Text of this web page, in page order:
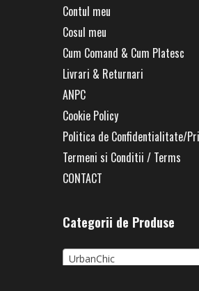
Contul meu
Cosul meu
Cum Comand & Cum Platesc
Livrari & Returnari
ANPC
Cookie Policy
Politica de Confidentialitate/
Termeni si Conditii / Terms
CONTACT
Categorii de Produse
UrbanChic